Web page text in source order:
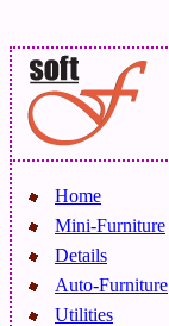
Home
Mini-Furniture
Details
Auto-Furniture
Utilities